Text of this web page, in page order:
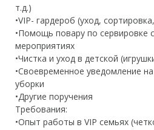
т.д.)
•VIP- гардероб (уход,
•Помощь повару по сервировке
мероприятиях
•Чистка и уход в детской
•Своевременное уведомление на
уборки
•Другие поручения
Требования:
•Опыт работы в VIP семьях